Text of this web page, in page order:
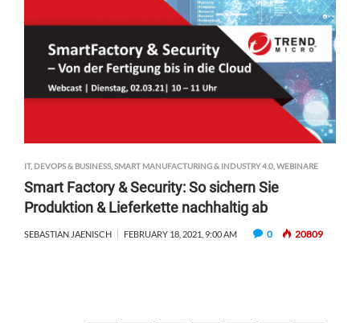
IT, DEVOPS & BUSINESS, SMART MANUFACTURING & INDUSTRY 4.0 WEBINARE
Smart Factory & Security: So sichern Sie
Produktion & Lieferkette nachhaltig ab
SEBASTIAN JAENISCH FEBRUARY 18, 2021, 9:00 AM 0 20809